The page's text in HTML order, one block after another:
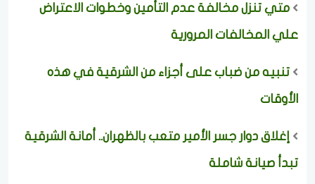
متي تنزل مخالفة عدم التأمين وخطوات الاعتراض
علي المخالفات المرورية
تنبيه من ضباب على أجزاء من الشرقية في هذه
الأوقات
إغلاق دوار جسر الأمير متعب بالظهران.. أمانة الشرقية
تبدأ صيانة شاملة